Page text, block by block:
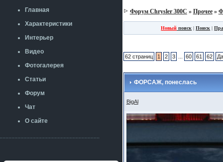
Главная
Характеристики
Интерьер
Видео
Фотогалерея
Статьи
Форум
Чат
О сайте
Форум Chrysler 300C » Прочее»
Новый поиск |Поиск |
62 страниц 1 2 3 60 61 62
ФОРСАЖ, понеслась
BigAl